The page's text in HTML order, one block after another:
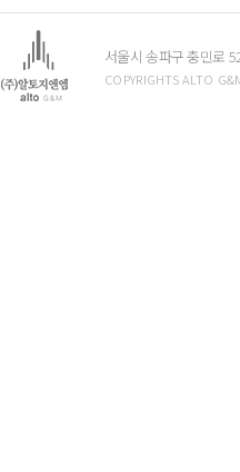
서울시 송파구 충민로
COPYRIGHTS ALTO